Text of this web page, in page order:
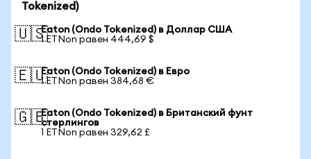
Tokenized)
🇺🇸Eaton (Ondo Tokenized) в Доллар США
1 ETNon равен 444,69 $
🇪🇺Eaton (Ondo Tokenized) в Евро
1 ETNon равен 384,68 €
🇬🇧Eaton (Ondo Tokenized) в Британский фунт
стерлингов
1 ETNon равен 329,62 £